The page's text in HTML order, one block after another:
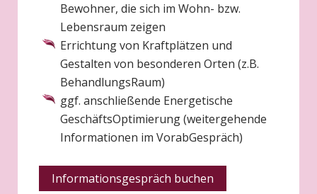
Bewohner, die sich im Wohn- bzw.
Lebensraum zeigen
Errichtung von Kraftplätzen und
Gestalten von besonderen Orten (z.B.
BehandlungsRaum)
ggf. anschließende Energetische
GeschäftsOptimierung (weitergehende
Informationen im VorabGespräch)
Informationsgespräch buchen